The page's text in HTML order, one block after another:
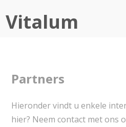
Vitalum
Partners
Hieronder vindt u enkele
hier? Neem contact met ons